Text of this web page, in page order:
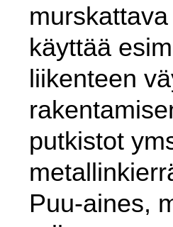
käyttää
liikenteen
putkistot
Puu-aines,